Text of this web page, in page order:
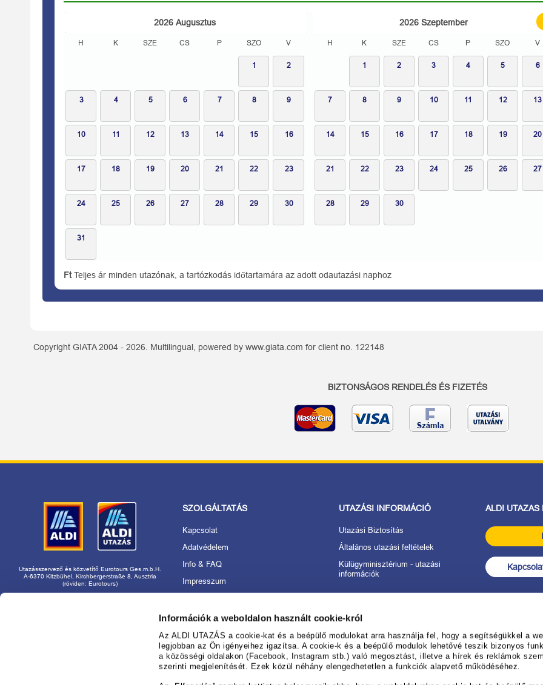
Információk a weboldalon használt cookie-król
Az ALDI UTAZÁS a cookie-kat és a beépülő modulokat arra használja fel, hogy a segítségükkel a
legjobban az Ön igényeihez igazítsa. A cookie-k és a beépülő modulok lehetővé teszik bizonyos
a közösségi oldalakon (Facebook, Instagram stb.) való megosztást, illetve a hírek és reklámok
szerinti megjelenítését. Ezek közül néhány elengedhetetlen a funkciók alapvető működéséhez.
2026 Augusztus
H K SZE CS P SZO V
1 2
3 4 5 6 7 8 9
10 11 12 13 14 15 16
17 18 19 20 21 22 23
24 25 26 27 28 29 30
31
2026 Szeptember
H K SZE CS P SZO V
1 2 3 4 5 6
7 8 9 10 11 12 13
14 15 16 17 18 19 20
21 22 23 24 25 26 27
28 29 30
FtTeljes ár minden utazónak, a tartózkodás időtartamára az adott odautazási naphoz
Copyright GIATA 2004 - 2026. Multilingual, powered by www.giata.com for client no. 122148
BIZTONSÁGOS RENDELÉS ÉS FIZETÉS
Utazásszervező és közvetítő Eurotours Ges.m.b.H.
A-6370 Kitzbühel, Kirchbergerstraße 8, Ausztria
(röviden: Eurotours)
SZOLGÁLTATÁS
Kapcsolat
Adatvédelem
Info & FAQ
Impresszum
Rólunk
Utazásszervező és márkanév
használat
Foglaljon nyugodtan az ALDI UTAZÁS-
nál!
UTAZÁSI INFORMÁCIÓ
Utazási Biztosítás
Általános utazási feltételek
Külügyminisztérium - utazási
információk
ALDI UTAZAS